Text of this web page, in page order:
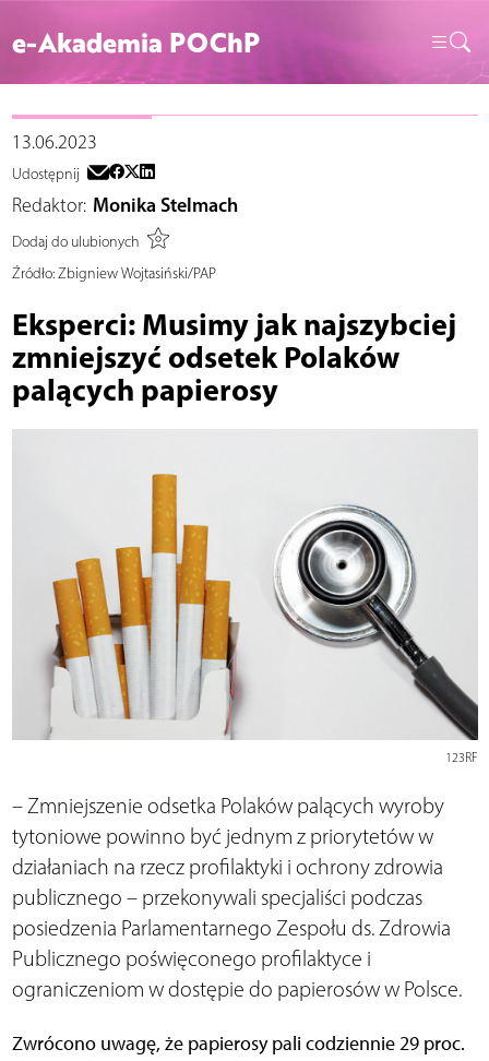
e-Akademia POChP
13.06.2023
Udostępnij
Redaktor: Monika Stelmach
Dodaj do ulubionych
Źródło:Zbigniew Wojtasiński/PAP
Eksperci: Musimy jak najszybciej
zmniejszyć odsetek Polaków
palących papierosy
123RF
– Zmniejszenie odsetka Polaków palących wyroby
tytoniowe powinno być jednym z priorytetów w
działaniach na rzecz profilaktyki i ochrony zdrowia
publicznego – przekonywali specjaliści podczas
posiedzenia Parlamentarnego Zespołu ds. Zdrowia
Publicznego poświęconego profilaktyce i
ograniczeniom w dostępie do papierosów w Polsce.
Zwrócono uwagę, że papierosy pali codziennie 29 proc.